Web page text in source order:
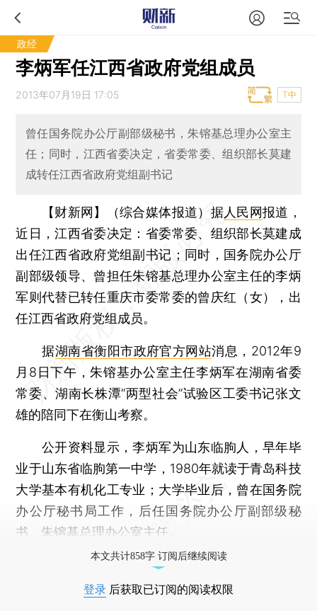
政经
李炳军任江西省政府党组成员
2013年07月19日 17:05 T中
曾任国务院办公厅副部级秘书，朱镕基总理办公室主
任；同时，江西省委决定，省委常委、组织部长莫建
成转任江西省政府党组副书记
【财新网】（综合媒体报道） 据人民网报道，
近日，江西省委决定：省委常委、组织部长莫建成
出任江西省政府党组副书记；同时，国务院办公厅
副部级领导、曾担任朱镕基总理办公室主任的李炳
军则代替已转任重庆市委常委的曾庆红（女），出
任江西省政府党组成员。
据湖南省衡阳市政府官方网站消息，2012年9
月8日下午，朱镕基办公室主任李炳军在湖南省委
常委、湖南长株潭“两型社会”试验区工委书记张文
雄的陪同下在衡山考察。
公开资料显示，李炳军为山东临朐人，早年毕
业于山东省临朐第一中学，1980年就读于青岛科技
大学基本有机化工专业；大学毕业后，曾在国务院
办公厅秘书局工作，后任国务院办公厅副部级秘
书、朱镕基总理办公室主任。
本文共计858字 订阅后继续阅读
登录 后获取已订阅的阅读权限